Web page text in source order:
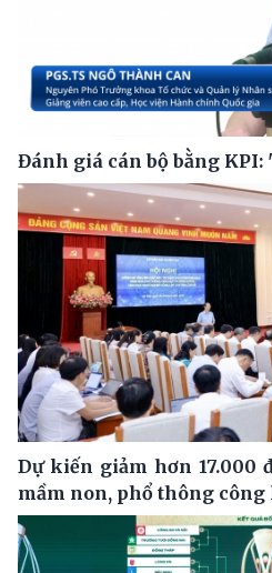
Đánh giá cán bộ bằng
Dự kiến giảm hơn 17.000
mầm non, phổ thông công